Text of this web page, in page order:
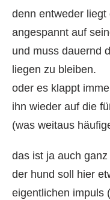
denn entweder
angespannt auf
und muss dauernd
liegen zu bleiben.
oder es klappt
ihn wieder auf die
(was weitaus
das ist ja auch ganz
der hund soll hier
eigentlichen impuls